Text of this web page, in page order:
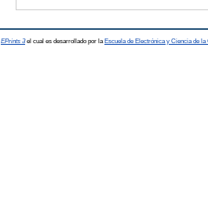
EPrints 3el cual es desarrollado por la Escuela de Electrónica y Ciencia de la